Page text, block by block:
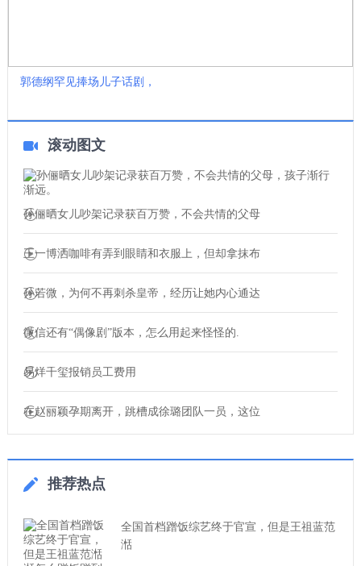
郭德纲罕见捧场儿子话剧，
滚动图文
孙俪晒女儿吵架记录获百万赞，不会共情的父母
王一博洒咖啡有弄到眼睛和衣服上，但却拿抹布
孙若微，为何不再刺杀皇帝，经历让她内心通达
微信还有“偶像剧”版本，怎么用起来怪怪的.
易烊千玺报销员工费用
在赵丽颖孕期离开，跳槽成徐璐团队一员，这位
推荐热点
全国首档蹭饭综艺终于官宣，但是王祖蓝范
湉